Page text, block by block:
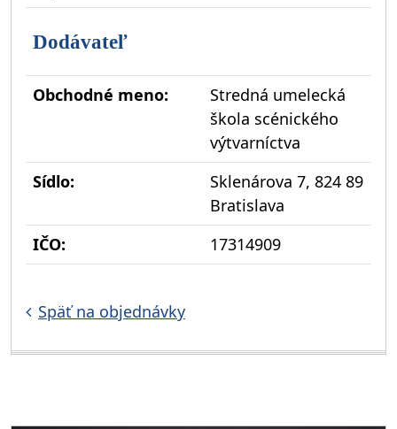
Dodávateľ
Obchodné meno:
Stredná umelecká
škola scénického
výtvarníctva
Sídlo:
Sklenárova 7, 824 89
Bratislava
IČO:
17314909
Späť na objednávky